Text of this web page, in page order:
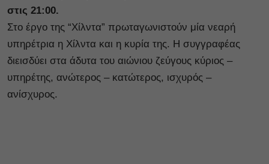
στις 21:00.
Στο έργο της “Χίλντα” πρωταγωνιστούν μία νεαρή
υπηρέτρια η Χίλντα και η κυρία της. Η συγγραφέας
διεισδύει στα άδυτα του αιώνιου ζεύγους κύριος –
υπηρέτης, ανώτερος – κατώτερος, ισχυρός –
ανίσχυρος.